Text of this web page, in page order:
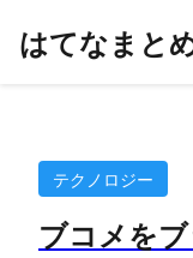
はてなまと
テクノロジー
ブコメを